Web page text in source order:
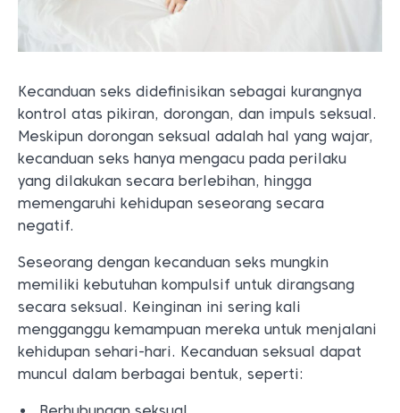
Kecanduan seks didefinisikan sebagai kurangnya
kontrol atas pikiran, dorongan, dan impuls seksual.
Meskipun dorongan seksual adalah hal yang wajar,
kecanduan seks hanya mengacu pada perilaku
yang dilakukan secara berlebihan, hingga
memengaruhi kehidupan seseorang secara
negatif.
Seseorang dengan kecanduan seks mungkin
memiliki kebutuhan kompulsif untuk dirangsang
secara seksual. Keinginan ini sering kali
mengganggu kemampuan mereka untuk menjalani
kehidupan sehari-hari. Kecanduan seksual dapat
muncul dalam berbagai bentuk, seperti: